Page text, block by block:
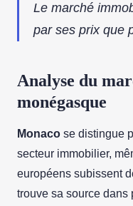
Le marché
par ses prix que
Analyse du
monégasque
Monaco se distingue
secteur immobilier,
européens subissent
trouve sa source dans